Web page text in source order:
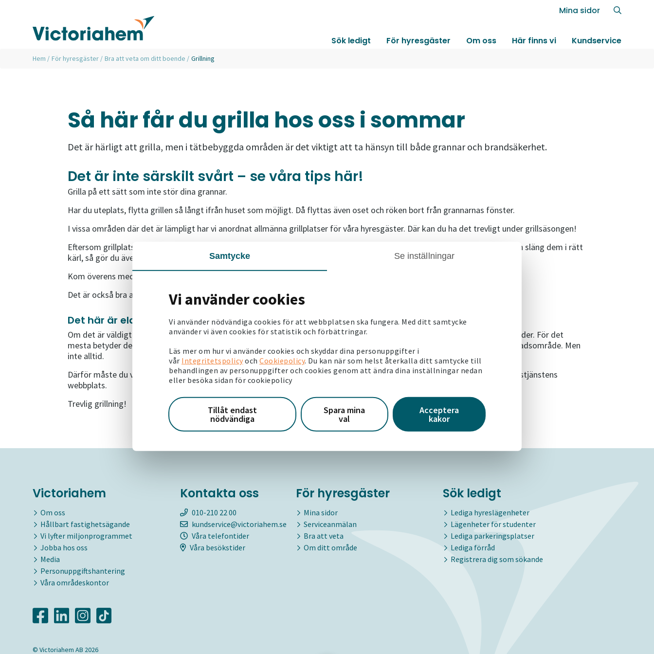
Samtycke Se inställningar
Vi använder cookies
Vi använder nödvändiga cookies för att webbplatsen ska fungera. Med ditt samtycke
använder vi även cookies för statistik och förbättringar.
Läs mer om hur vi använder cookies och skyddar dina personuppgifter i
vår Integritetspolicy och Cookiepolicy. Du kan när som helst återkalla ditt samtycke till
behandlingen av personuppgifter och cookies genom att ändra dina inställningar nedan
eller besöka sidan för cookiepolicy
Tillåt endast
nödvändiga
Spara mina
val
Acceptera
kakor
Mina sidor
Sök ledigt För hyresgäster Om oss Här finns vi Kundservice
Hem / För hyresgäster / Bra att veta om ditt boende / Grillning
Så här får du grilla hos oss i sommar
Det är härligt att grilla, men i tätbebyggda områden är det viktigt att ta hänsyn till både grannar och brandsäkerhet.
Det är inte särskilt svårt – se våra tips här!
Grilla på ett sätt som inte stör dina grannar.
Har du uteplats, flytta grillen så långt ifrån huset som möjligt. Då flyttas även oset och röken bort från grannarnas fönster.
I vissa områden där det är lämpligt har vi anordnat allmänna grillplatser för våra hyresgäster. Där kan du ha det trevligt under grillsäsongen!
Eftersom grillplatserna är till för alla hyresgäster, är det viktigt att du städar efter dig när du grillat klart. Sortera soporna och släng dem i rätt
kärl, så gör du även miljön en tjänst.
Kom överens med dina grannar om flera vill använda grillplatserna samtidigt. Gör plats för andra eller turas om.
Det är också bra att känna till att du bara får använda elgrill på din balkong eller uteplats.
Det här är eldningsförbud
Om det är väldigt torrt ute, kan ibland kommunen eller länsstyrelsenbesluta om eldningsförbud
, för att förhindra skogsbränder. För det
mesta betyder det att du inte får tända en eld eller grilla i skog och mark. Ofta går det bra att grilla på grillplatsen i ditt bostadsområde. Men
inte alltid.
Därför måste du veta vad som gäller. Du hittar information om eldningsförbud på kommunens, länsstyrelsens eller räddningstjänstens
webbplats.
Trevlig grillning!
Victoriahem
Om oss
Hållbart fastighetsägande
Vi lyfter miljonprogrammet
Jobba hos oss
Media
Personuppgiftshantering
Våra områdeskontor
Kontakta oss
010-210 22 00
kundservice@victoriahem.se
Våra telefontider
Våra besökstider
För hyresgäster
Mina sidor
Serviceanmälan
Bra att veta
Om ditt område
Sök ledigt
Lediga hyreslägenheter
Lägenheter för studenter
Lediga parkeringsplatser
Lediga förråd
Registrera dig som sökande
© Victoriahem AB 2026